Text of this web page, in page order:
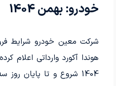
خودرو: بهمن 1404
شرکت معین خودرو شرایط